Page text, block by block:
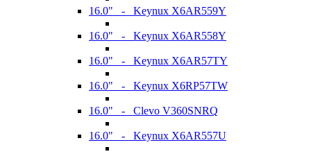
16.0" - Keynux X6AR559Y
16.0" - Keynux X6AR558Y
16.0" - Keynux X6AR57TY
16.0" - Keynux X6RP57TW
16.0" - Clevo V360SNRQ
16.0" - Keynux X6AR557U